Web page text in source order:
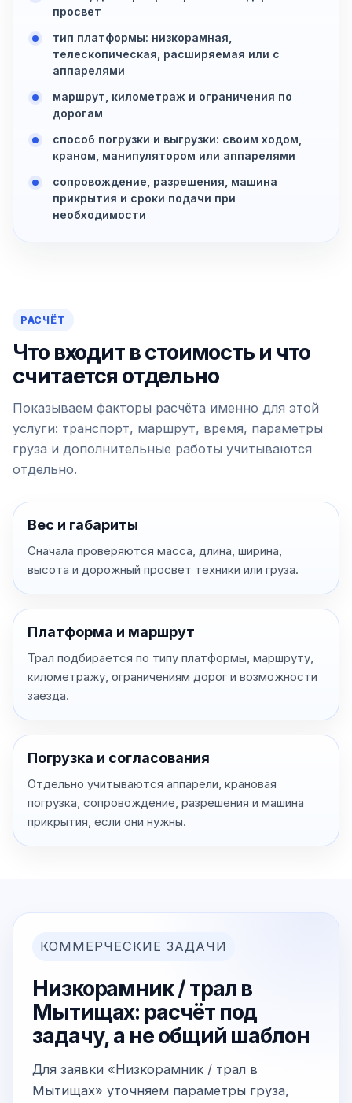
просвет
тип платформы: низкорамная,
телескопическая, расширяемая или с
аппарелями
маршрут, километраж и ограничения по
дорогам
способ погрузки и выгрузки: своим ходом,
краном, манипулятором или аппарелями
сопровождение, разрешения, машина
прикрытия и сроки подачи при
необходимости
РАСЧЁТ
Что входит в стоимость и что
считается отдельно
Показываем факторы расчёта именно для этой
услуги: транспорт, маршрут, время, параметры
груза и дополнительные работы учитываются
отдельно.
Вес и габариты
Сначала проверяются масса, длина, ширина,
высота и дорожный просвет техники или груза.
Платформа и маршрут
Трал подбирается по типу платформы, маршруту,
километражу, ограничениям дорог и возможности
заезда.
Погрузка и согласования
Отдельно учитываются аппарели, крановая
погрузка, сопровождение, разрешения и машина
прикрытия, если они нужны.
КОММЕРЧЕСКИЕ ЗАДАЧИ
Низкорамник / трал в
Мытищах: расчёт под
задачу, а не общий шаблон
Для заявки «Низкорамник / трал в
Мытищах» уточняем параметры груза,